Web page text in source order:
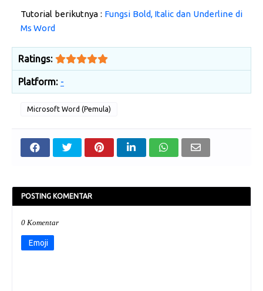
Tutorial berikutnya : Fungsi Bold, Italic dan Underline di
Ms Word
Ratings:
Platform: -
Microsoft Word (Pemula)
POSTING KOMENTAR
0 Komentar
Emoji